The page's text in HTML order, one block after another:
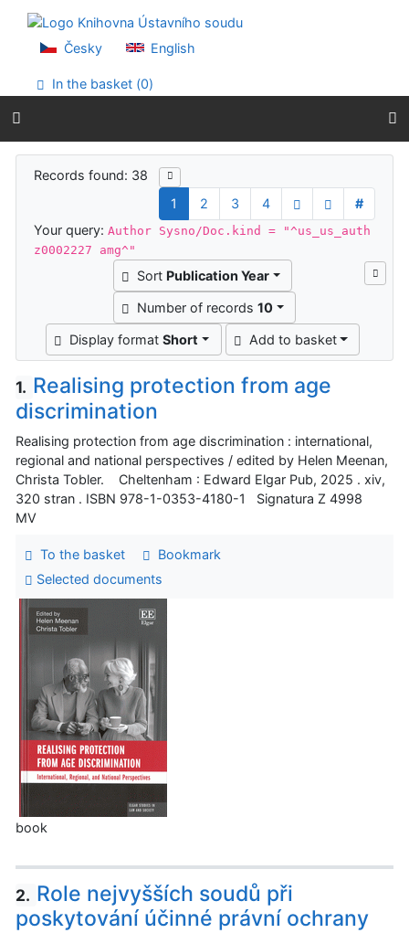
Go to menu
Accessibility declaration
Česky English
In the basket (0)
Search results
Records found: 38
1
2 3 4
#
Your query:Author Sysno/Doc.kind = "^us_us_auth
z0002227 amg^"
Sort Publication Year
Number of records 10
Display formatShort Add to basket
1. Realising protection from age
discrimination
Realising protection from age discrimination : international,
regional and national perspectives / edited by Helen Meenan,
Christa Tobler. Cheltenham : Edward Elgar Pub, 2025 . xiv,
320 stran . ISBN 978-1-0353-4180-1 Signatura Z 4998
MV
To the basket
Bookmark
Selected documents
book
2. Role nejvyšších soudů při
poskytování účinné právní ochrany